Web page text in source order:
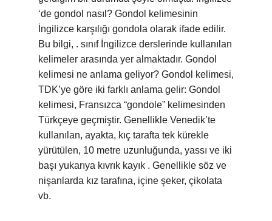
‘de gondol nasıl? Gondol kelimesinin
İngilizce karşılığı gondola olarak ifade edilir.
Bu bilgi, . sınıf İngilizce derslerinde kullanılan
kelimeler arasında yer almaktadır. Gondol
kelimesi ne anlama geliyor? Gondol kelimesi,
TDK’ye göre iki farklı anlama gelir: Gondol
kelimesi, Fransızca “gondole” kelimesinden
Türkçeye geçmiştir. Genellikle Venedik’te
kullanılan, ayakta, kıç tarafta tek kürekle
yürütülen, 10 metre uzunluğunda, yassı ve iki
başı yukarıya kıvrık kayık . Genellikle söz ve
nişanlarda kız tarafına, içine şeker, çikolata
vb.